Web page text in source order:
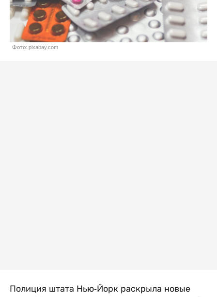
Фото: pixabay.com
Полиция штата Нью-Йорк раскрыла новые